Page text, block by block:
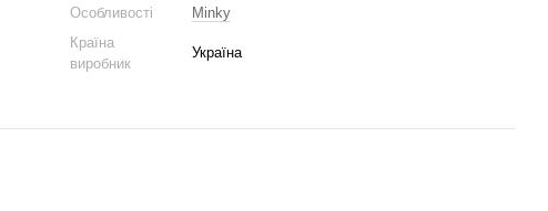
Особливості
Minky
Країна
виробник
Україна